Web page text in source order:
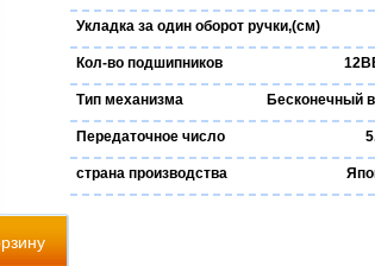
Укладка за один оборот ручки,(см)
Кол-во подшипников
Тип механизма Бесконечный
Передаточное число
страна производства